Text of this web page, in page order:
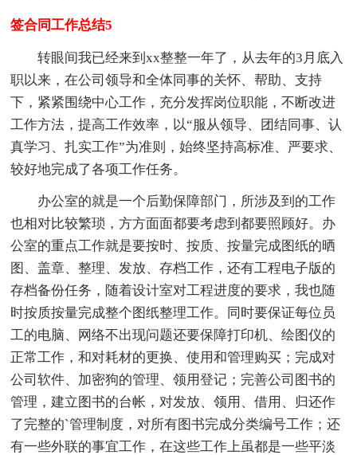
签合同工作总结5
转眼间我已经来到xx整整一年了，从去年的3月底入
职以来，在公司领导和全体同事的关怀、帮助、支持
下，紧紧围绕中心工作，充分发挥岗位职能，不断改进
工作方法，提高工作效率，以“服从领导、团结同事、认
真学习、扎实工作”为准则，始终坚持高标准、严要求、
较好地完成了各项工作任务。
办公室的就是一个后勤保障部门，所涉及到的工作
也相对比较繁琐，方方面面都要考虑到都要照顾好。办
公室的重点工作就是要按时、按质、按量完成图纸的晒
图、盖章、整理、发放、存档工作，还有工程电子版的
存档备份任务，随着设计室对工程进度的要求，我也随
时按质按量完成整个图纸整理工作。同时要保证每位员
工的电脑、网络不出现问题还要保障打印机、绘图仪的
正常工作，和对耗材的更换、使用和管理购买；完成对
公司软件、加密狗的管理、领用登记；完善公司图书的
管理，建立图书的台帐，对发放、领用、借用、归还作
了完整的`管理制度，对所有图书完成分类编号工作；还
有一些外联的事宜工作，在这些工作上虽都是一些平淡